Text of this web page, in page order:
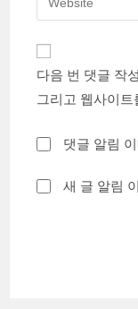
comment
address
your
URL
(optional)
다음 번 댓글 작
그리고 웹사이
댓글 알림
새 글 알림